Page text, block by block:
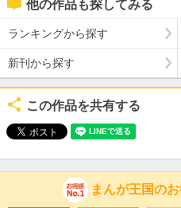
他の作品も探してみる
ランキングから探す
新刊から探す
この作品を共有する
まんが王国の